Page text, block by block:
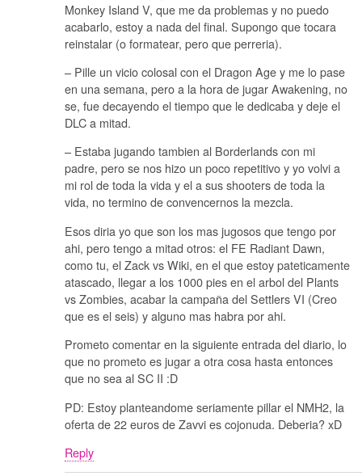
Monkey Island V, que me da problemas y no puedo
acabarlo, estoy a nada del final. Supongo que tocara
reinstalar (o formatear, pero que perreria).
– Pille un vicio colosal con el Dragon Age y me lo pase
en una semana, pero a la hora de jugar Awakening, no
se, fue decayendo el tiempo que le dedicaba y deje el
DLC a mitad.
– Estaba jugando tambien al Borderlands con mi
padre, pero se nos hizo un poco repetitivo y yo volvi a
mi rol de toda la vida y el a sus shooters de toda la
vida, no termino de convencernos la mezcla.
Esos diria yo que son los mas jugosos que tengo por
ahi, pero tengo a mitad otros: el FE Radiant Dawn,
como tu, el Zack vs Wiki, en el que estoy pateticamente
atascado, llegar a los 1000 pies en el arbol del Plants
vs Zombies, acabar la campaña del Settlers VI (Creo
que es el seis) y alguno mas habra por ahi.
Prometo comentar en la siguiente entrada del diario, lo
que no prometo es jugar a otra cosa hasta entonces
que no sea al SC II :D
PD: Estoy planteandome seriamente pillar el NMH2, la
oferta de 22 euros de Zavvi es cojonuda. Deberia? xD
Reply